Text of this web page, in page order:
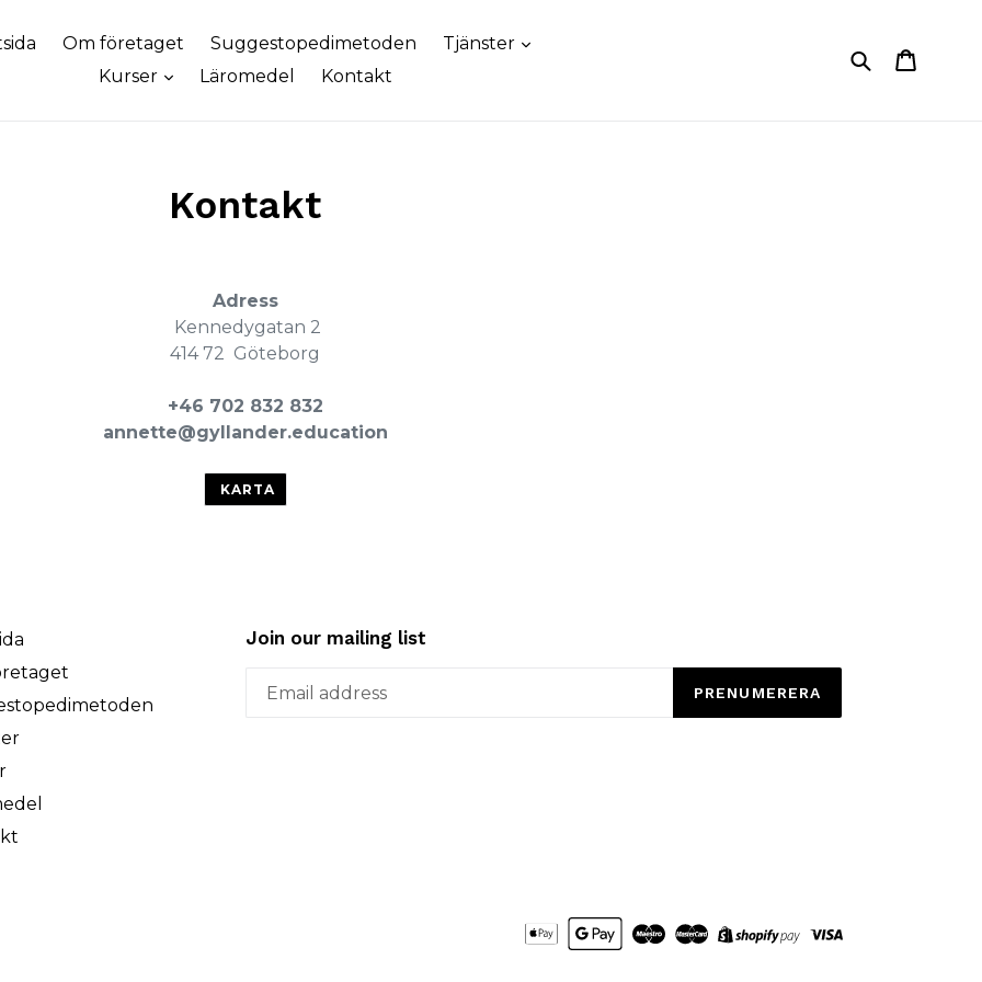
Om företaget Suggestopedimetoden
Tjänster
Kurser
Läromedel Kontakt
Submit
Kontakt
Adress
Kennedygatan 2
414 72 Göteborg
+46 702 832 832
annette@gyllander.education
KARTA
Join our mailing list
PRENUMERERA